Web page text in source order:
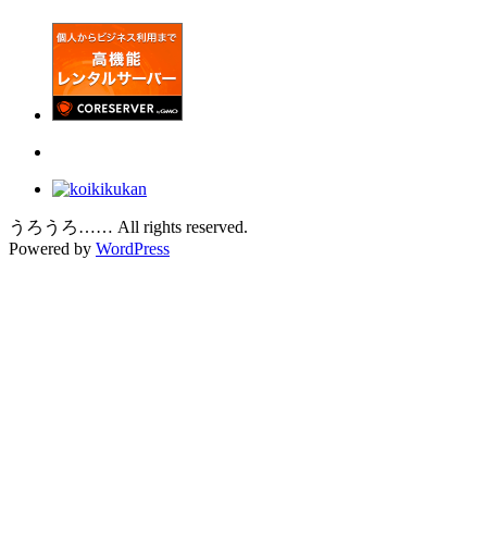
うろうろ…… All rights reserved.
Powered by WordPress